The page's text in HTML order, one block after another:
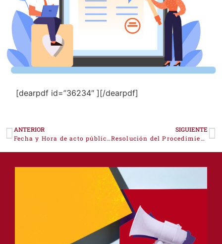
[dearpdf id=”36234″ ][/dearpdf]
ANTERIOR
Fecha y Hora de acto público, Procedimiento de contratación nº AB1/2023 y AB2/2023
SIGUIENTE
Resolución del Procedimiento AB1/2023